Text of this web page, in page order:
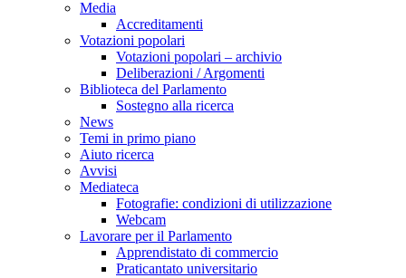
Media
Accreditamenti
Votazioni popolari
Votazioni popolari – archivio
Deliberazioni / Argomenti
Biblioteca del Parlamento
Sostegno alla ricerca
News
Temi in primo piano
Aiuto ricerca
Avvisi
Mediateca
Fotografie: condizioni di utilizzazione
Webcam
Lavorare per il Parlamento
Apprendistato di commercio
Praticantato universitario